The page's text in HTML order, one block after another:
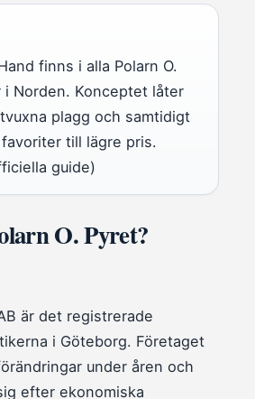
finns i alla Polarn O.
i Norden. Konceptet låter
plagg och samtidigt
till lägre pris.
guide)
O. Pyret?
är det registrerade
i Göteborg. Företaget
under åren och
efter ekonomiska